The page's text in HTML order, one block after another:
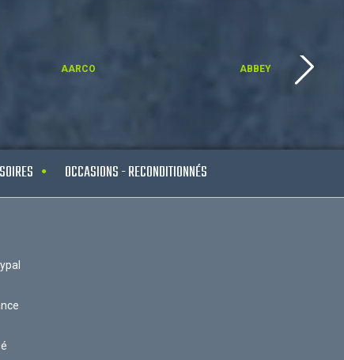
AARCO ABBEY
OCCASIONS - RECONDITIONNÉS